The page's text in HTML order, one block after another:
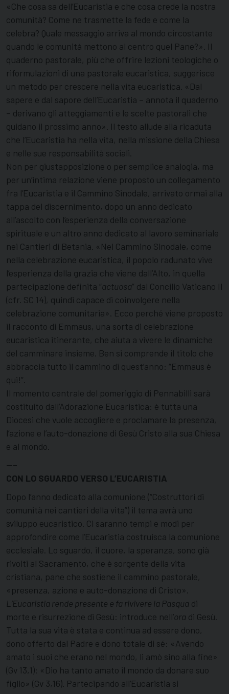
«Che cosa sa dell’Eucaristia e che cosa crede la nostra
comunità? Come ne trasmette la fede e come la
celebra? Quale messaggio arriva al mondo circostante
quando le comunità mettono al centro quel Pane?». Il
quaderno pastorale, più che offrire lezioni teologiche o
riformulazioni di una pastorale eucaristica, suggerisce
un metodo per crescere nella vita eucaristica. «Dal
sapere e dal sapore dell’Eucaristia – annota il quaderno
– derivano gli atteggiamenti e le scelte pastorali che
guidano il prossimo anno». Il testo allude alla ricaduta
che l’Eucaristia ha nella vita, nella missione della Chiesa
e nelle sue responsabilità sociali.
Non per giustapposizione o per semplice analogia, ma
per un’intima relazione viene proposto un collegamento
fra l’Eucaristia e il Cammino Sinodale, arrivato ormai alla
tappa del discernimento, dopo un anno dedicato
all’ascolto con l’esperienza della conversazione
spirituale e un altro anno dedicato al lavoro seminariale
nei Cantieri di Betania. «Nel Cammino Sinodale, come
nella celebrazione eucaristica, il popolo radunato vive
l’esperienza della grazia che viene dall’Alto, in quella
partecipazione definita “actuosa” dal Concilio Vaticano II
(cfr. SC 14), quindi capace di coinvolgere nella
celebrazione comunitaria». Ecco perché viene proposto
il racconto di Emmaus, una sorta di celebrazione
eucaristica itinerante, che aiuta a vivere le dinamiche
del camminare insieme. Ben si comprende il titolo che
abbraccia tutto il cammino di quest’anno: “Emmaus è
qui!”.
Il momento centrale del pomeriggio di Pennabilli sarà
costituito dall’Adorazione Eucaristica: è tutta una
Diocesi che vuole accogliere e proclamare la presenza,
l’azione e l’auto-donazione di Gesù Cristo alla sua Chiesa
e al mondo.
—–
CON LO SGUARDO VERSO L’EUCARISTIA
Dopo l’anno dedicato alla comunione (“Costruttori di
comunità nei cantieri della vita”) il tema avrà uno
sviluppo eucaristico. Ci saranno tempi e modi per
approfondire come l’Eucaristia costruisca la comunione
ecclesiale. Lo sguardo, il cuore, la speranza, sono già
rivolti al Sacramento, che è sorgente della vita
cristiana, pane che sostiene il cammino pastorale,
«presenza, azione e auto-donazione di Cristo».
L’Eucaristia rende presente e fa rivivere la Pasqua di
morte e risurrezione di Gesù: introduce nell’ora di Gesù.
Tutta la sua vita è stata e continua ad essere dono,
dono offerto dal Padre e dono totale di sé: «Avendo
amato i suoi che erano nel mondo, li amò sino alla fine»
(Gv 13,1): «Dio ha tanto amato il mondo da donare suo
figlio» (Gv 3,16). Partecipando all’Eucaristia si